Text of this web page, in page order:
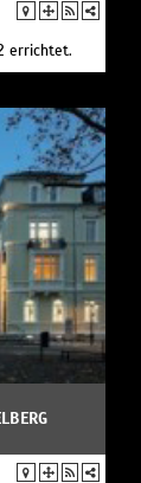
errichtet.